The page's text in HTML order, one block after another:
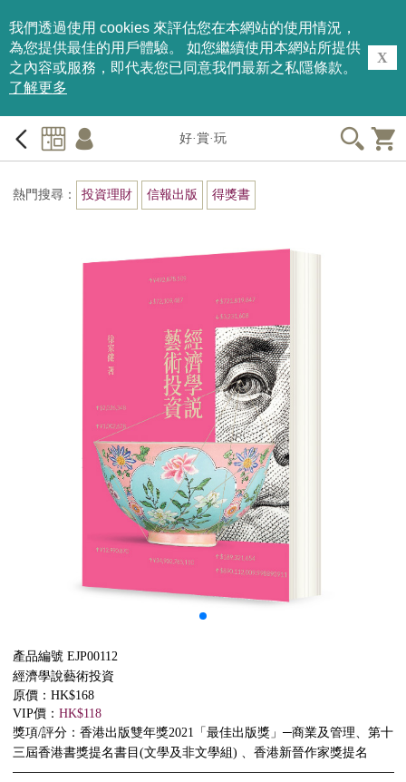
我們透過使用 cookies 來評估您在本網站的使用情況，
為您提供最佳的用戶體驗。 如您繼續使用本網站所提供
之內容或服務，即代表您已同意我們最新之私隱條款。
了解更多
X
好·賞·玩
熱門搜尋： 投資理財 信報出版 得獎書
產品編號 EJP00112
經濟學說藝術投資
原價：HK$168
VIP價： HK$118
獎項/評分：香港出版雙年獎2021「最佳出版獎」─商業及管理、第十
三屆香港書獎提名書目(文學及非文學組) 、香港新晉作家獎提名